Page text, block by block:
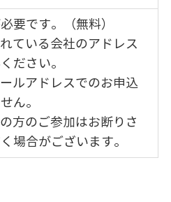
要です。（無料）
ている会社のアドレス
ださい。
ルアドレスでのお申込
ん。
方のご参加はお断りさ
場合がございます。